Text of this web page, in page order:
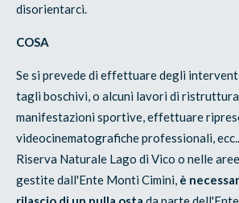
disorientarci.
COSA
Se si prevede di effettuare degli
tagli boschivi, o alcuni lavori di
manifestazioni sportive, effettuare
videocinematografiche professionali,
Riserva Naturale Lago di Vico o nelle
gestite dall'Ente Monti Cimini, è